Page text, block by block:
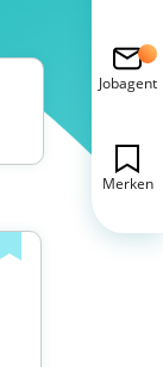
Jobagent
Merken